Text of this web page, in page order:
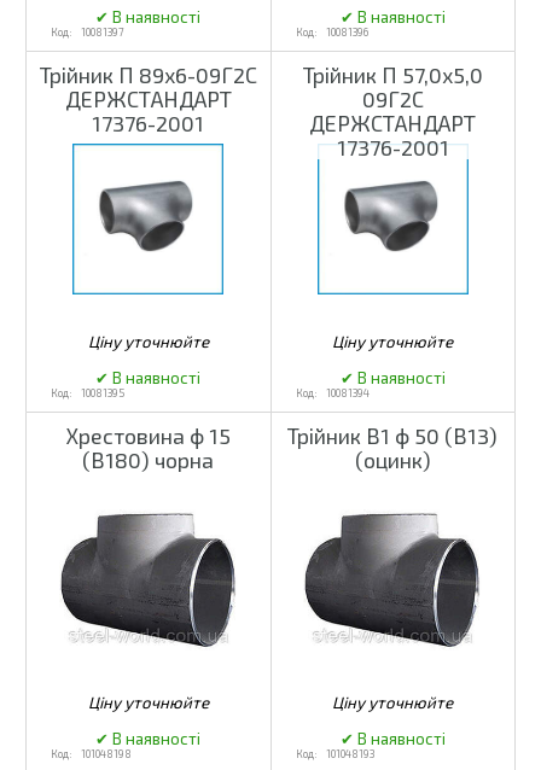
10081397 10081396
Трійник П 89х6-09Г2С
ДЕРЖСТАНДАРТ
17376-2001
10081395
Трійник П 57,0х5,0
09Г2С
ДЕРЖСТАНДАРТ
17376-2001
10081394
Хрестовина ф 15
(В180) чорна
101048198
Трійник В1 ф 50 (В13)
(оцинк)
101048193